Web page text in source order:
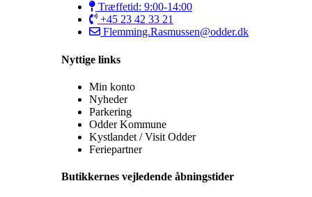
Træffetid: 9:00-14:00
+45 23 42 33 21
Flemming.Rasmussen@odder.dk
Nyttige links
Min konto
Nyheder
Parkering
Odder Kommune
Kystlandet / Visit Odder
Feriepartner
Butikkernes vejledende åbningstider